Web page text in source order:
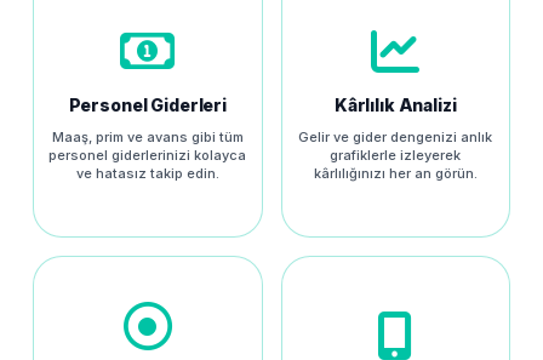
Personel Giderleri
Maaş, prim ve avans gibi tüm
personel giderlerinizi kolayca
ve hatasız takip edin.
Kârlılık Analizi
Gelir ve gider dengenizi anlık
grafiklerle izleyerek
kârlılığınızı her an görün.